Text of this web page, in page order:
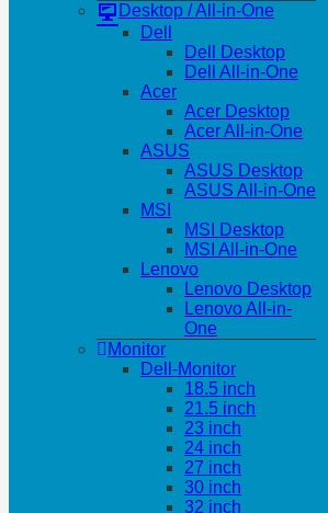
Desktop / All-in-One
Dell
Dell Desktop
Dell All-in-One
Acer
Acer Desktop
Acer All-in-One
ASUS
ASUS Desktop
ASUS All-in-One
MSI
MSI Desktop
MSI All-in-One
Lenovo
Lenovo Desktop
Lenovo All-in-
One
Monitor
Dell-Monitor
18.5 inch
21.5 inch
23 inch
24 inch
27 inch
30 inch
32 inch